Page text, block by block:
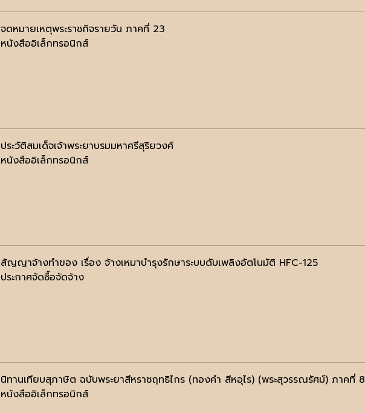
จดหมายเหตุพระราชกิจรายวัน ภาคที่ 23
หนังสืออิเล็กทรอนิกส์
ประวัติสมเด็จเจ้าพระยาบรมมหาศรีสุริยวงศ์
หนังสืออิเล็กทรอนิกส์
สัญญาจ้างทำของ เรื่อง จ้างเหมาบำรุงรักษาระบบดับเพลิงอัตโนมัติ HFC-125
ประกาศจัดซื้อจัดจ้าง
นิทานเทียบสุภาษิต ฉบับพระยาสีหราชฤทธิไกร (ทองคำ สีหอุไร) (พระสุวรรณรัศม์) ภาคที่ 8
หนังสืออิเล็กทรอนิกส์